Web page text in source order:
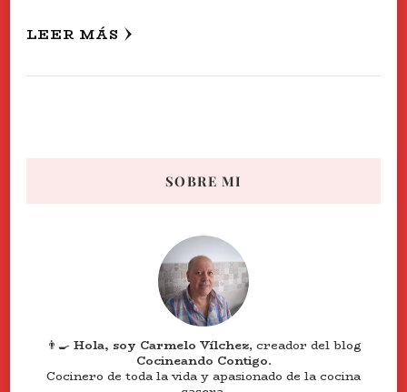
LEER MÁS
SOBRE MI
👨‍🍳 Hola, soy Carmelo Vílchez, creador del blog
Cocineando Contigo.
Cocinero de toda la vida y apasionado de la cocina